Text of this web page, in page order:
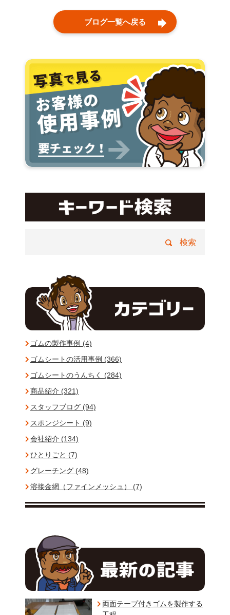
ブログ一覧へ戻る
ゴムの製作事例 (4)
ゴムシートの活用事例 (366)
ゴムシートのうんちく (284)
商品紹介 (321)
スタッフブログ (94)
スポンジシート (9)
会社紹介 (134)
ひとりごと (7)
グレーチング (48)
溶接金網（ファインメッシュ） (7)
両面テープ付きゴムを製作する